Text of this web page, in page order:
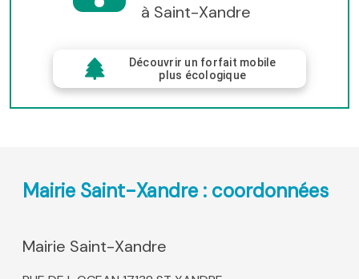
à Saint-Xandre
Découvrir un forfait mobile
plus écologique
Mairie Saint-Xandre : coordonnées
Mairie Saint-Xandre